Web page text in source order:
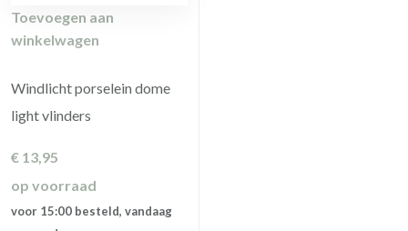
Toevoegen aan
winkelwagen
Windlicht porselein dome
light vlinders
€ 13,95
op voorraad
voor 15:00 besteld, vandaag